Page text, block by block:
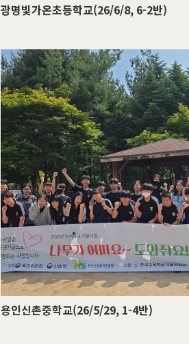
광명빛가온초등학교(26/6/8, 6-2반)
용인신촌중학교(26/5/29, 1-4반)